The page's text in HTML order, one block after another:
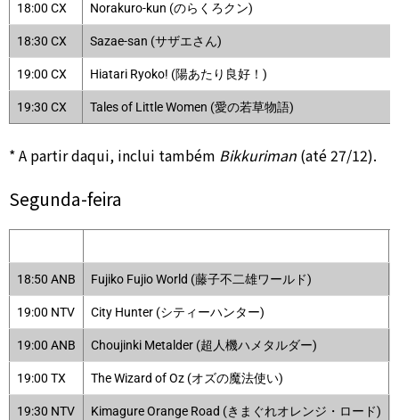
18:00 CX Norakuro-kun (のらくろクン)
18:30 CX Sazae-san (サザエさん)
19:00 CX Hiatari Ryoko! (陽あたり良好！)
19:30 CX Tales of Little Women (愛の若草物語)
* A partir daqui, inclui também Bikkuriman (até 27/12).
Segunda-feira
18:50 ANB Fujiko Fujio World (藤子不二雄ワールド)
19:00 NTV City Hunter (シティーハンター)
19:00 ANB Choujinki Metalder (超人機ハメタルダー)
19:00 TX The Wizard of Oz (オズの魔法使い)
19:30 NTV Kimagure Orange Road (きまぐれオレンジ・ロード)